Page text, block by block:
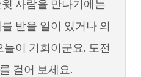
사람을 만나기에는
받을 일이 있거나 의
이 기회이군요. 도전
걸어 보세요.